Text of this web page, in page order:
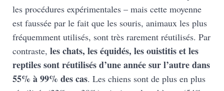
les procédures expérimentales – mais cette moyenne
est faussée par le fait que les souris, animaux les plus
fréquemment utilisés, sont très rarement réutilisés. Par
contraste, les chats, les équidés, les ouistitis et les
reptiles sont réutilisés d’une année sur l’autre dans
55% à 99% des cas. Les chiens sont de plus en plus